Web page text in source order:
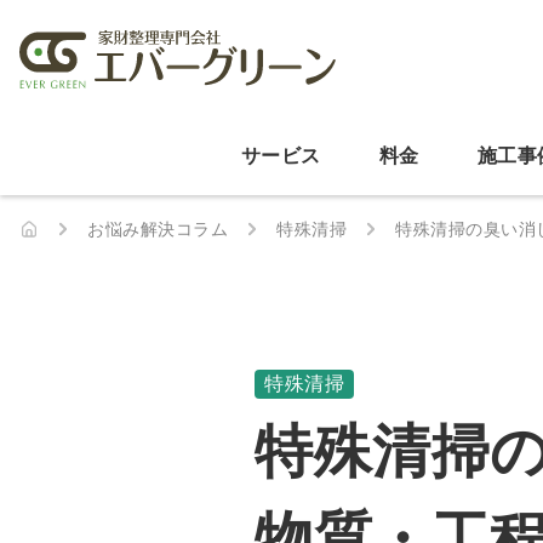
サービス 料金 施工事
お悩み解決コラム 特殊清掃 特殊清掃の臭い消
特殊清掃
特殊清掃